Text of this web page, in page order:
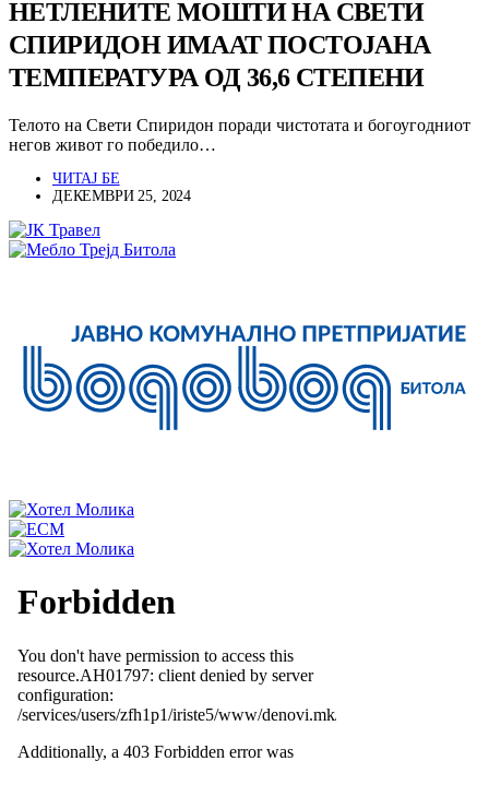
НЕТЛЕНИТЕ МОШТИ НА СВЕТИ
СПИРИДОН ИМААТ ПОСТОЈАНА
ТЕМПЕРАТУРА ОД 36,6 СТЕПЕНИ
Телото на Свети Спиридон поради чистотата и богоугодниот
негов живот го победило…
ЧИТАЈ БЕ
ДЕКЕМВРИ 25, 2024